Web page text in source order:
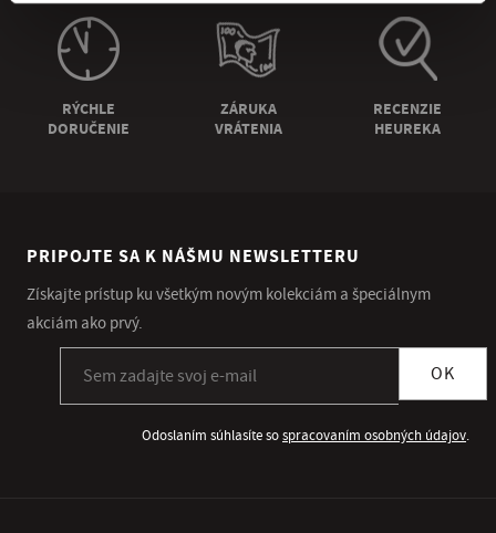
RÝCHLE
DORUČENIE
ZÁRUKA
VRÁTENIA
RECENZIE
HEUREKA
PRIPOJTE SA K NÁŠMU NEWSLETTERU
Získajte prístup ku všetkým novým kolekciám a špeciálnym
akciám ako prvý.
OK
Odoslaním súhlasíte sospracovaním osobných údajov.